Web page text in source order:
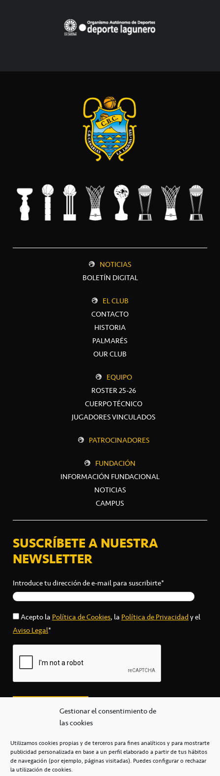
Gestionar el consentimiento de
las cookies
Utilizamos cookies propias y de terceros para fines analíticos y para mostrarte
publicidad personalizada en base a un perfil elaborado a partir de tus hábitos
de navegación (por ejemplo, páginas visitadas). Puedes configurar o rechazar
la utilización de cookies.
NOTICIAS
BOLETÍN DIGITAL
EL CLUB
CONTACTO
HISTORIA
PALMARÉS
OUR CLUB
EQUIPO
ROSTER 25-26
CUERPO TÉCNICO
JUGADORES VINCULADOS
PATROCINADORES
FUNDACIÓN
INFORMACIÓN FUNDACIONAL
NOTICIAS
CAMPUS
SUSCRÍBETE A NUESTRA
NEWSLETTER
Introduce tu dirección de e-mail para suscribirte*
Acepto laPolítica de Cookies, laPolítica de Privacidady el
Aviso Legal*
secretaria@cbcanarias.es
+34 922 253 684